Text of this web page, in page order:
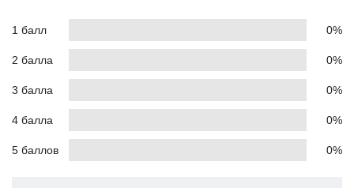
1 балл 0%
2 балла 0%
3 балла 0%
4 балла 0%
5 баллов 0%